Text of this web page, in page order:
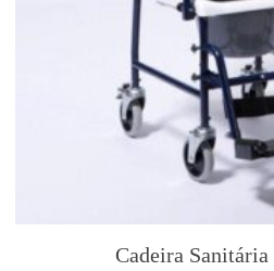
Cadeira Sanitária